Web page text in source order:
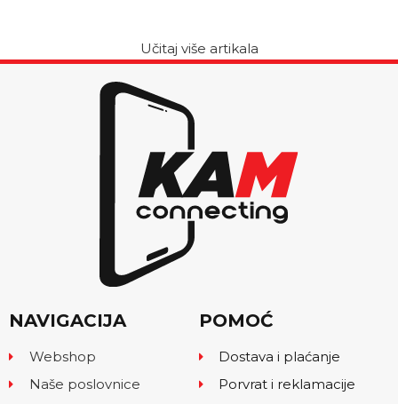
Učitaj više artikala
NAVIGACIJA
Webshop
Naše poslovnice
POMOĆ
Dostava i plaćanje
Porvrat i reklamacije